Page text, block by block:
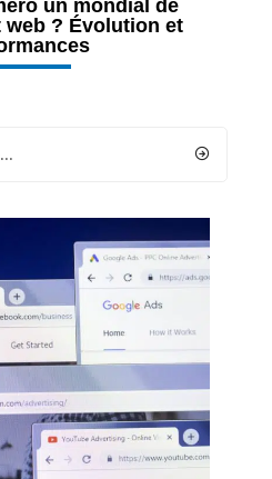
un mondial de
web ? Évolution et